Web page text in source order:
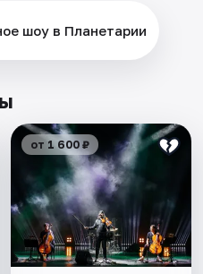
шоу в Планетарии
от 1 600 ₽